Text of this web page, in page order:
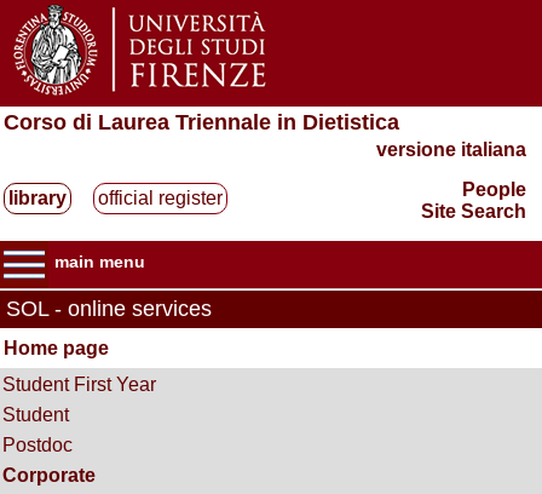
Corso di Laurea Triennale in Dietistica
versione italiana
library official register
People
Site Search
main menu
SOL - online services
Home page
Student First Year
Student
Postdoc
Corporate